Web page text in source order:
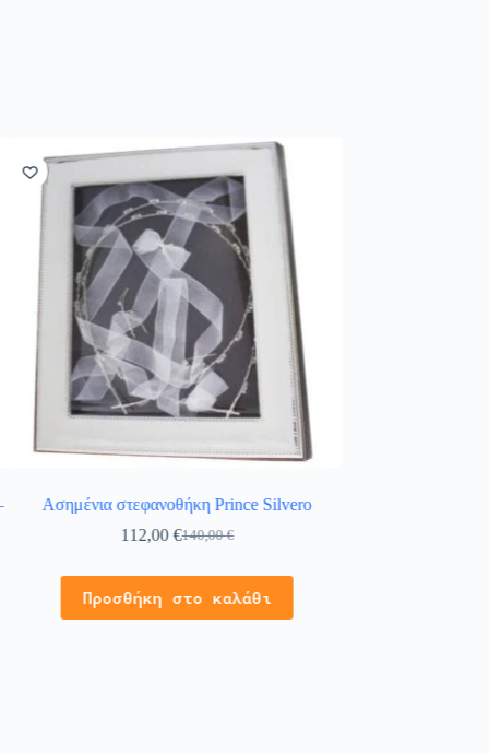
Ασημένια στεφανοθήκη Prince Silvero
140,00€
112,00€
Προσθήκη στο καλάθι